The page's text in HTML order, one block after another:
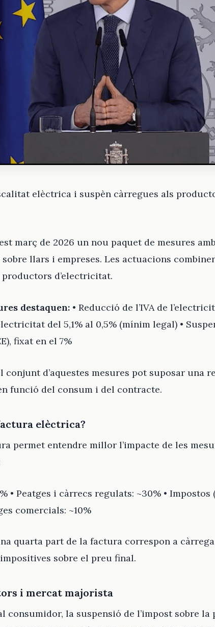
elèctrica i suspèn càrregues als
març de 2026 un nou paquet de mesures
llars i empreses. Les actuacions
d’electricitat.
destaquen: • Reducció de l’IVA de
del 5,1% al 0,5% (mínim legal) •
fixat en el 7%
conjunt d’aquestes mesures pot suposar una
funció del consum i del contracte.
elèctrica?
permet entendre millor l’impacte de les
• Peatges i càrrecs regulats: ~30% •
comercials: ~10%
quarta part de la factura correspon a
sobre el preu final.
i mercat majorista
consumidor, la suspensió de l’impost sobre